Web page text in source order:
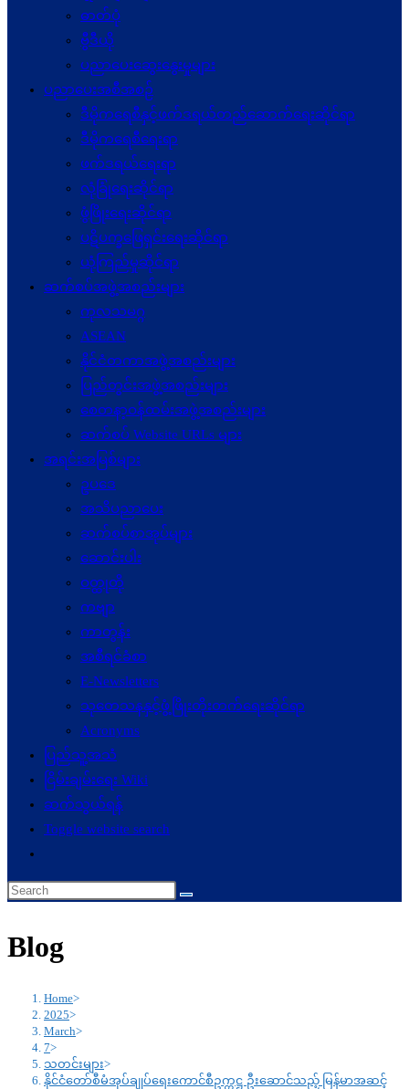
ဓာတ်ပုံ
ဗွီဒီယို
ပညာပေးဆွေးနွေးမှုများ
ပညာပေးအစီအစဉ်
ဒီမိုကရေစီနှင့်ဖက်ဒရယ်တည်ဆောက်ရေးဆိုင်ရာ
ဒီမိုကရေစီရေးရာ
ဖက်ဒရယ်ရေးရာ
လုံခြုံရေးဆိုင်ရာ
ဖွံဖြိုးရေးဆိုင်ရာ
ပဋိပက္ခ‌ဖြေရှင်းရေးဆိုင်ရာ
ယုံကြည်မှုဆိုင်ရာ
ဆက်စပ်အဖွဲ့အစည်းများ
ကုလသမဂ္ဂ
ASEAN
နိုင်ငံတကာအဖွဲ့အစည်းများ
ပြည်တွင်းအဖွဲ့အစည်းများ
စေတနာ့ဝန်ထမ်းအဖွဲ့အစည်းများ
ဆက်စပ် Website URLs များ
အရင်းအမြစ်များ
ဥပဒေ
အသိပညာပေး
ဆက်စပ်စာအုပ်များ
ဆောင်းပါး
ဝတ္ထုတို
ကဗျာ
ကာတွန်း
အစီရင်ခံစာ
E-Newsletters
သုတေသနနှင့်ဖွံ့ဖြိုးတိုးတက်ရေးဆိုင်ရာ
Acronyms
ပြည်သူ့အသံ
ငြိမ်းချမ်းရေး Wiki
ဆက်သွယ်ရန်
Toggle website search
Blog
Home>
2025>
March>
7>
သတင်းများ>
နိုင်ငံတော်စီမံအုပ်ချုပ်ရေးကောင်စီဥက္ကဋ္ဌ ဦးဆောင်သည့် မြန်မာအဆင့်